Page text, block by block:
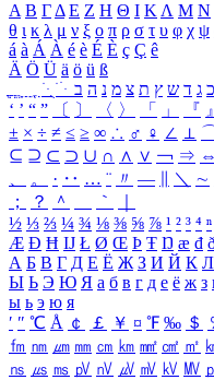
Α Β ΓΔ Ε Ζ Η Θ Ι ΚΛ Μ Ν
θ ι κ λ μ ν ξ ο π ρ σ τ υ φ χ ψ
á à Á À é è É È ç Ç ê
Ä Ö Ü ä ö ü ß
ִֶֹ ֻּ ׁׂ כ ג ד ש ץ ת צ מ נ ה ב
‘ ’ “ ” 〔 〕 〈 〉 「 」 『 』
± × ÷ ≠ ≤ ≥ ∞ ∴ ♂ ♀ ∠ ⊥
⊆ ⊇ ⊂ ⊃ ∪ ∩ ∧ ∨ ￢ ⇒ ⇔
、
。 · ‥ … ¨ 〃 ― ＼ ∼
；
？ ＾ ｀
½ ⅓ ⅔ ¼ ¾ ⅛ ⅜ ⅝ ⅞ ¹ ² ³ ⁴ ⁿ
Æ Ð Ħ Ĳ Ł Ø Œ Þ Ŧ Ŋ æ đ
А Б В Г Д Е Ё Ж З И Й К Л
Ы Ь Э Ю Я а б в г д е ё ж з
ы ь э ю я
′ ″ ℃ Å ￠ ￡ ￥ ¤ ℉ ‰ ＄
㎙ ㎚ ㎛ ㎜ ㎝ ㎞ ㎟ ㎠ ㎡
㎱ ㎲ ㎳ ㎴ ㎵ ㎶ ㎷ ㎸ ㎹